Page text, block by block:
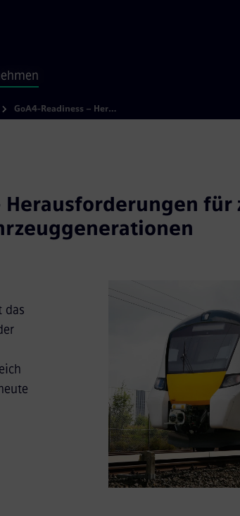
GoA4-Readiness – Herausforderungen für zukünftige Fahrzeuggenerationen
Herausforderungen
das